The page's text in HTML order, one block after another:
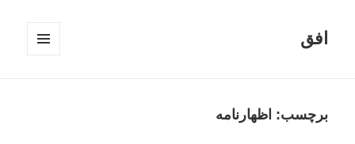
افق
برچسب: اظهارنامه